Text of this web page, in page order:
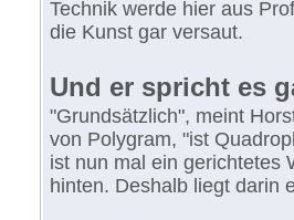
Technik werde hier aus
die Kunst gar versaut.
Und er spricht es
"Grundsätzlich", meint
von Polygram, "ist
ist nun mal ein gerichtetes
hinten. Deshalb liegt darin